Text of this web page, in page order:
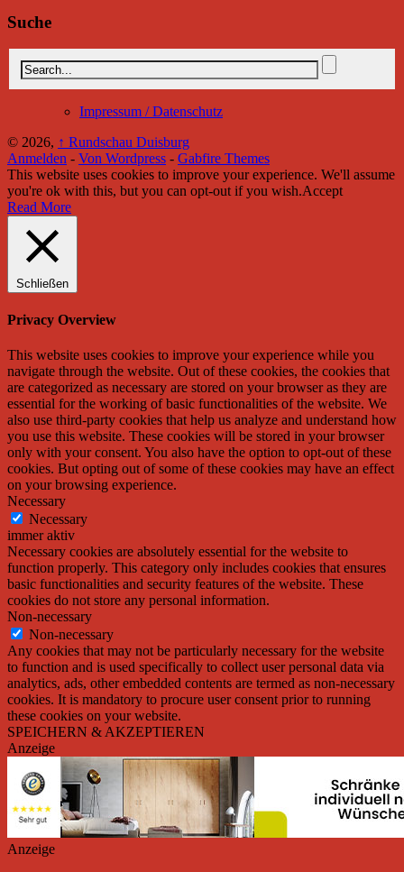
Suche
Impressum / Datenschutz
© 2026, ↑ Rundschau Duisburg
Anmelden - Von Wordpress - Gabfire Themes
This website uses cookies to improve your experience. We'll assume
you're ok with this, but you can opt-out if you wish.Accept
Read More
Schließen
Privacy Overview
This website uses cookies to improve your experience while you
navigate through the website. Out of these cookies, the cookies that
are categorized as necessary are stored on your browser as they are
essential for the working of basic functionalities of the website. We
also use third-party cookies that help us analyze and understand how
you use this website. These cookies will be stored in your browser
only with your consent. You also have the option to opt-out of these
cookies. But opting out of some of these cookies may have an effect
on your browsing experience.
Necessary
Necessary
immer aktiv
Necessary cookies are absolutely essential for the website to
function properly. This category only includes cookies that ensures
basic functionalities and security features of the website. These
cookies do not store any personal information.
Non-necessary
Non-necessary
Any cookies that may not be particularly necessary for the website
to function and is used specifically to collect user personal data via
analytics, ads, other embedded contents are termed as non-necessary
cookies. It is mandatory to procure user consent prior to running
these cookies on your website.
SPEICHERN & AKZEPTIEREN
Anzeige
Anzeige